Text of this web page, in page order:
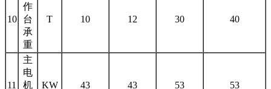
10
作
台
承
重
T 10 12 30 40
11
主
电
机
KW 43 43 53 53